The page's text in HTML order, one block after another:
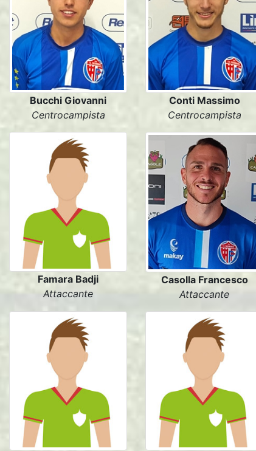
Bucchi Giovanni
Centrocampista
Conti Massimo
Centrocampista
Famara Badji
Attaccante
Casolla Francesco
Attaccante